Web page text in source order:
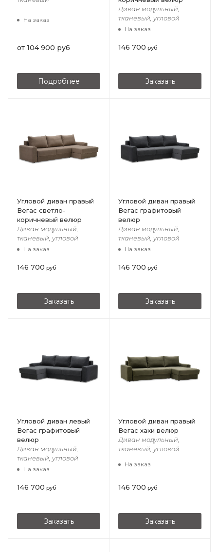
На заказ
от 104 900 руб
Подробнее
Диван модульный,
тканевый, угловой
На заказ
146 700 руб
Заказать
Угловой диван правый
Вегас светло-
коричневый велюр
Диван модульный,
тканевый, угловой
На заказ
146 700 руб
Заказать
Угловой диван правый
Вегас графитовый
велюр
Диван модульный,
тканевый, угловой
На заказ
146 700 руб
Заказать
Угловой диван левый
Вегас графитовый
велюр
Диван модульный,
тканевый, угловой
На заказ
146 700 руб
Заказать
Угловой диван правый
Вегас хаки велюр
Диван модульный,
тканевый, угловой
На заказ
146 700 руб
Заказать